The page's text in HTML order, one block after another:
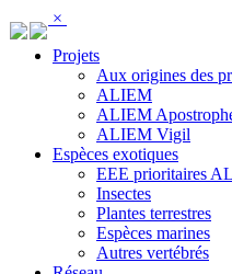
×
Projets
Aux origines des
ALIEM
ALIEM
ALIEM Vigil
Espèces exotiques
EEE prioritaires
Insectes
Plantes terrestres
Espèces marines
Autres vertébrés